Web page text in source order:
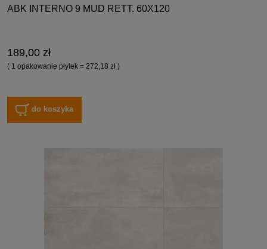
ABK INTERNO 9 MUD RETT. 60X120
189,00 zł
( 1 opakowanie płytek = 272,18 zł )
do koszyka